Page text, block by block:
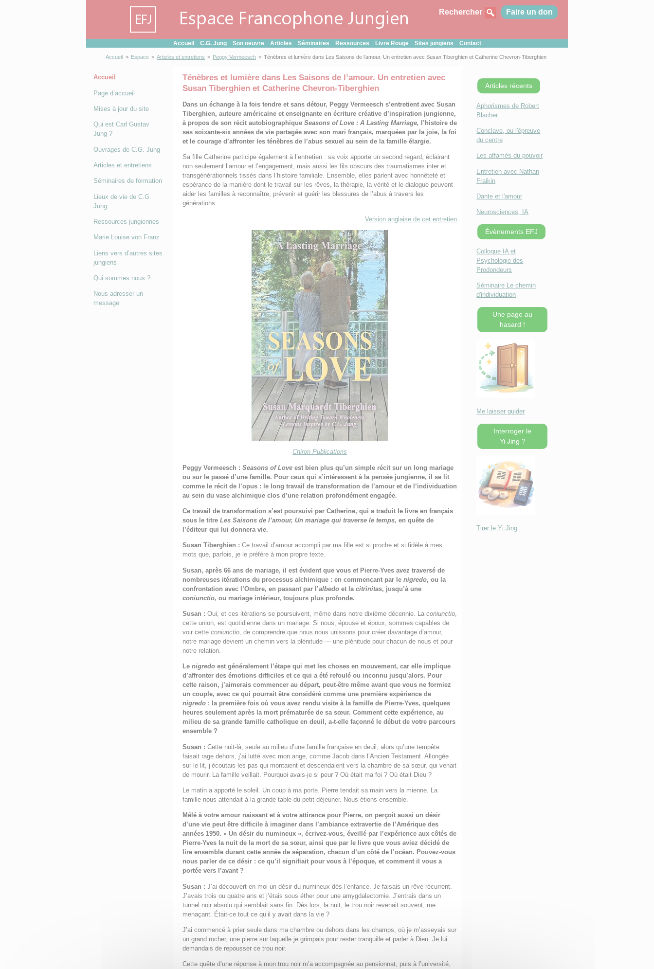
Rechercher Faire un don
Accueil C.G. Jung Son oeuvre Articles Séminaires Ressources Livre Rouge Sites jungiens Contact
Accueil > Espace > Articles et entretiens > Peggy Vermeesch > Ténèbres et lumière dans Les Saisons de l’amour. Un entretien avec Susan Tiberghien et Catherine Chevron-Tiberghien
Accueil
Page d’accueil
Mises à jour du site
Qui est Carl Gustav
Jung ?
Ouvrages de C.G. Jung
Articles et entretiens
Séminaires de formation
Lieux de vie de C.G.
Jung
Ressources jungiennes
Marie Louise von Franz
Liens vers d’autres sites
jungiens
Qui sommes nous ?
Nous adresser un
message
Ténèbres et lumière dans Les Saisons de l’amour. Un entretien avec
Susan Tiberghien et Catherine Chevron-Tiberghien
Dans un échange à la fois tendre et sans détour, Peggy Vermeesch s’entretient avec Susan
Tiberghien, auteure américaine et enseignante en écriture créative d’inspiration jungienne,
à propos de son récit autobiographiqueSeasons of Love : A Lasting Marriage,
l’histoire de
ses soixante-six années de vie partagée avec son mari français, marquées par la joie, la foi
et le courage d’affronter les ténèbres de l’abus sexuel au sein de la famille élargie.
Sa fille Catherine participe également à l’entretien : sa voix apporte un second regard, éclairant
non seulement l’amour et l’engagement, mais aussi les fils obscurs des traumatismes inter et
transgénérationnels tissés dans l’histoire familiale. Ensemble, elles parlent avec honnêteté et
espérance de la manière dont le travail sur les rêves, la thérapie, la vérité et le dialogue peuvent
aider les familles à reconnaître, prévenir et guérir les blessures de l’abus à travers les
générations.
Version anglaise de cet entretien
Chiron Publications
Peggy Vermeesch :Seasons of Love est bien plus qu’un simple récit sur un long mariage
ou sur le passé d’une famille. Pour ceux qui s’intéressent à la pensée jungienne, il se lit
comme le récit de l’opus : le long travail de transformation de l’amour et de l’individuation
au sein du vase alchimique clos d’une relation profondément engagée.
Ce travail de transformation s’est poursuivi par Catherine, qui a traduit le livre en français
sous le titreLes Saisons de l’amour, Un mariage qui traverse le temps,en quête de
l’éditeur qui lui donnera vie.
Susan Tiberghien :Ce travail d’amour accompli par ma fille est si proche et si fidèle à mes
mots que, parfois, je le préfère à mon propre texte.
Susan, après 66 ans de mariage, il est évident que vous et Pierre-Yves avez traversé de
nombreuses itérations du processus alchimique : en commençant par lenigredo, ou la
confrontation avec l’Ombre, en passant par l’albedo et lacitrinitas, jusqu’à une
coniunctio, ou mariage intérieur, toujours plus profonde.
Susan : Oui, et ces itérations se poursuivent, même dans notre dixième décennie. Laconiunctio
cette union, est quotidienne dans un mariage. Si nous, épouse et époux, sommes capables de
voir cetteconiunctio , de comprendre que nous nous unissons pour créer davantage d’amour,
notre mariage devient un chemin vers la plénitude — une plénitude pour chacun de nous et pour
notre relation.
Lenigredo est généralement l’étape qui met les choses en mouvement, car elle implique
d’affronter des émotions difficiles et ce qui a été refoulé ou inconnu jusqu’alors. Pour
cette raison, j’aimerais commencer au départ, peut-être même avant que vous ne formiez
un couple, avec ce qui pourrait être considéré comme une première expérience de
nigredo : la première fois où vous avez rendu visite à la famille de Pierre-Yves, quelques
heures seulement après la mort prématurée de sa sœur. Comment cette expérience, au
milieu de sa grande famille catholique en deuil, a-t-elle façonné le début de votre parcours
ensemble ?
Susan :Cette nuit-là, seule au milieu d’une famille française en deuil, alors qu’une tempête
faisait rage dehors, j’ai lutté avec mon ange, comme Jacob dans l’Ancien Testament. Allongée
sur le lit, j’écoutais les pas qui montaient et descendaient vers la chambre de sa sœur, qui venait
de mourir. La famille veillait. Pourquoi avais-je si peur ? Où était ma foi ? Où était Dieu ?
Le matin a apporté le soleil. Un coup à ma porte. Pierre tendait sa main vers la mienne. La
famille nous attendait à la grande table du petit-déjeuner. Nous étions ensemble.
Mêlé à votre amour naissant et à votre attirance pour Pierre, on perçoit aussi un désir
d’une vie peut être difficile à imaginer dans l’ambiance extravertie de l’Amérique des
années 1950. « Un désir du numineux », écrivez-vous, éveillé par l’expérience aux côtés de
Pierre-Yves la nuit de la mort de sa sœur, ainsi que par le livre que vous aviez décidé de
lire ensemble durant cette année de séparation, chacun d’un côté de l’océan. Pouvez-vous
nous parler de ce désir : ce qu’il signifiait pour vous à l’époque, et comment il vous a
portée vers l’avant ?
Susan :J’ai découvert en moi un désir du numineux dès l’enfance. Je faisais un rêve récurrent.
J’avais trois ou quatre ans et j’étais sous éther pour une amygdalectomie. J’entrais dans un
tunnel noir absolu qui semblait sans fin. Dès lors, la nuit, le trou noir revenait souvent, me
menaçant. Était-ce tout ce qu’il y avait dans la vie ?
J’ai commencé à prier seule dans ma chambre ou dehors dans les champs, où je m’asseyais sur
un grand rocher, une pierre sur laquelle je grimpais pour rester tranquille et parler à Dieu. Je lui
demandais de repousser ce trou noir.
Cette quête d’une réponse à mon trou noir m’a accompagnée au pensionnat, puis à l’université,
Articles récents
Aphorismes de Robert
Blacher
Conclave, ou l'épreuve
du centre
Les affamés du pouvoir
Entretien avec Nathan
Fraikin
Dante et l'amour
Neurosciences, IA
Évènements EFJ
Colloque IA et
Psychologie des
Prodondeurs
Séminaire Le chemin
d'individuation
Une page au
hasard !
Me laisser guider
Interroger le
Yi Jing ?
Tirer le Yi Jing